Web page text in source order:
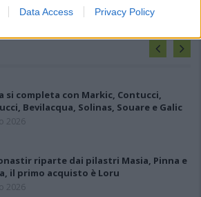
Data Access Privacy Policy
si completa con Markic, Contucci,
Bevilacqua, Solinas, Souare e Galic
2026
riparte dai pilastri Masia, Pinna e
il primo acquisto è Loru
2026